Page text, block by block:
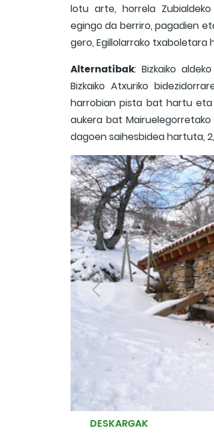
lotu arte, horrela
egingo da berriro, pagadien
gero, Egillolarrako txaboletara
Alternatibak: Bizkaiko
Bizkaiko Atxuriko
harrobian pista bat hartu eta
aukera bat
dagoen saihesbidea hartuta,
DESKARGAK